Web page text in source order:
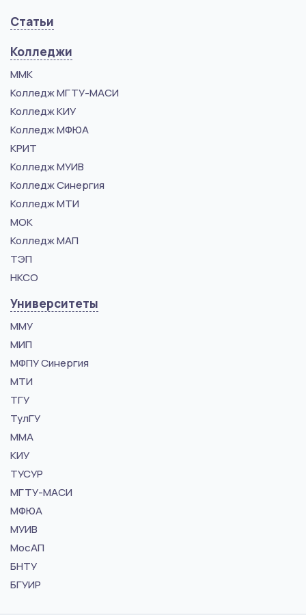
Статьи
Колледжи
ММК
Колледж МГТУ-МАСИ
Колледж КИУ
Колледж МФЮА
КРИТ
Колледж МУИВ
Колледж Синергия
Колледж МТИ
МОК
Колледж МАП
ТЭП
НКСО
Университеты
ММУ
МИП
МФПУ Синергия
МТИ
ТГУ
ТулГУ
ММА
КИУ
ТУСУР
МГТУ-МАСИ
МФЮА
МУИВ
МосАП
БНТУ
БГУИР